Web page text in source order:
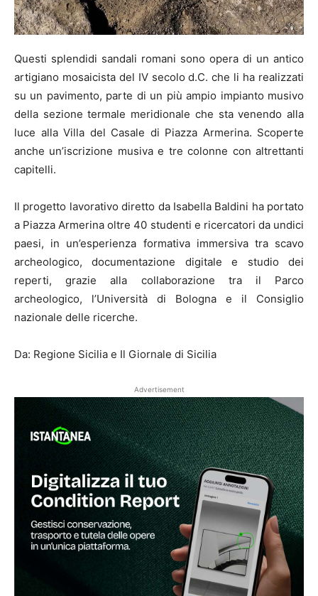
Questi splendidi sandali romani sono opera di un antico
artigiano mosaicista del IV secolo d.C. che li ha realizzati
su un pavimento, parte di un più ampio impianto musivo
della sezione termale meridionale che sta venendo alla
luce alla Villa del Casale di Piazza Armerina. Scoperte
anche un’iscrizione musiva e tre colonne con altrettanti
capitelli.
Il progetto lavorativo diretto da Isabella Baldini ha portato
a Piazza Armerina oltre 40 studenti e ricercatori da undici
paesi, in un’esperienza formativa immersiva tra scavo
archeologico, documentazione digitale e studio dei
reperti, grazie alla collaborazione tra il Parco
archeologico, l’Università di Bologna e il Consiglio
nazionale delle ricerche.
Da: Regione Sicilia e Il Giornale di Sicilia
Advertisement